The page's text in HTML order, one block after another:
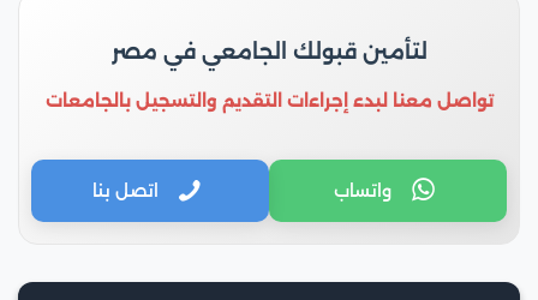
لتأمين قبولك الجامعي في مصر
تواصل معنا لبدء إجراءات التقديم والتسجيل بالجامعات
واتساب اتصل بنا